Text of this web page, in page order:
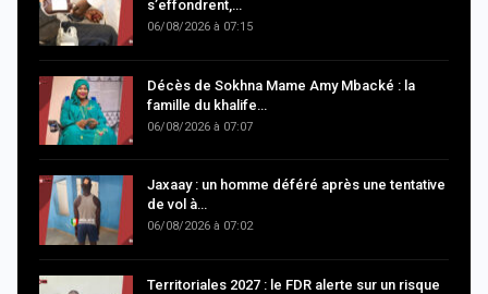
s’effondrent,…
06/08/2026 à 07:15
Décès de Sokhna Mame Amy Mbacké : la
famille du khalife…
06/08/2026 à 07:07
Jaxaay : un homme déféré après une tentative
de vol à…
06/08/2026 à 07:02
Territoriales 2027 : le FDR alerte sur un risque